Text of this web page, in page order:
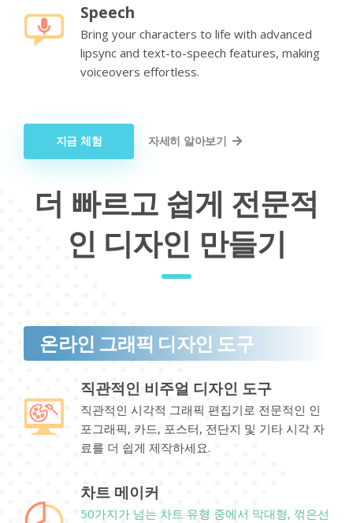
Speech
Bring your characters to life with advanced
lipsync and text-to-speech features, making
voiceovers effortless.
지금 체험 자세히 알아보기
더 빠르고 쉽게 전문적
인 디자인 만들기
온라인 그래픽 디자인 도구
직관적인 비주얼 디자인 도구
직관적인 시각적 그래픽 편집기로 전문적인 인
포그래픽, 카드, 포스터, 전단지 및 기타 시각 자
료를 더 쉽게 제작하세요.
차트 메이커
50가지가 넘는 차트 유형 중에서 막대형, 꺾은선